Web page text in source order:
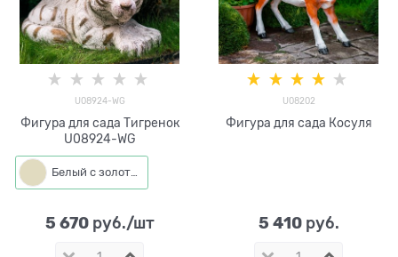
U08924-WG
Фигура для сада Тигренок
U08924-WG
Белый с золотым
5 670 руб./шт
U08202
Фигура для сада Косуля
5 410 руб.